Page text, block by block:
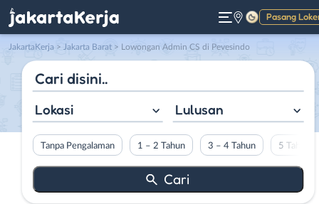
Pasang
Gelap
JakartaKerja > Jakarta Barat > Lowongan Admin CS di Pevesindo
Lokasi Lulusan
Tanpa Pengalaman 1 – 2 Tahun 3 – 4 Tahun 5 Tahun